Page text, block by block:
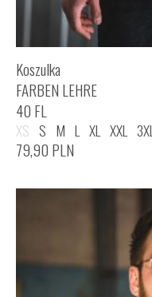
Koszulka
FARBEN LEHRE
40 FL
XS S M L XL XXL 3XL
79,90 PLN